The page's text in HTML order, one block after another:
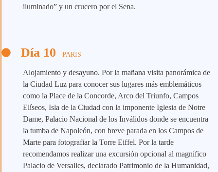
iluminado” y un crucero por el Sena.
Día 10 PARIS
Alojamiento y desayuno. Por la mañana visita panorámica de
la Ciudad Luz para conocer sus lugares más emblemáticos
como la Place de la Concorde, Arco del Triunfo, Campos
Elíseos, Isla de la Ciudad con la imponente Iglesia de Notre
Dame, Palacio Nacional de los Inválidos donde se encuentra
la tumba de Napoleón, con breve parada en los Campos de
Marte para fotografiar la Torre Eiffel. Por la tarde
recomendamos realizar una excursión opcional al magnífico
Palacio de Versalles, declarado Patrimonio de la Humanidad,